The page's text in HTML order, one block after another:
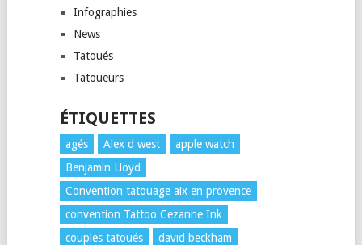
Infographies
News
Tatoués
Tatoueurs
ÉTIQUETTES
agés Alex d west
apple watch
Benjamin Lloyd
Convention tatouage aix en provence
convention Tattoo Cezanne Ink
couples tatoués
david beckham